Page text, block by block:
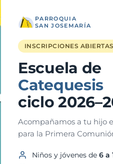
PARROQUIA
SAN JOSEMARÍA
INSCRIPCIONES ABIERTAS
Escuela de
Catequesis
ciclo
Acompañamos a tu hijo
para la Primera
Niños y jóvenes de 6 a